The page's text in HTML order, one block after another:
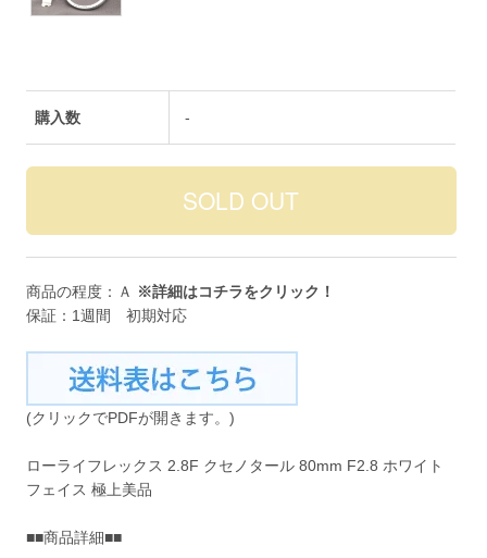
購入数 -
商品の程度：Ａ ※詳細はコチラをクリック！
保証：1週間 初期対応
(クリックでPDFが開きます。)
ローライフレックス 2.8F クセノタール 80mm F2.8 ホワイト
フェイス 極上美品
■■商品詳細■■